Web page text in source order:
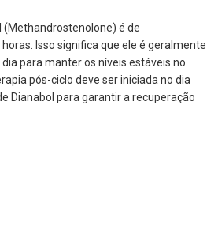
(Methandrostenolone) é de
Isso significa que ele é geralmente
para manter os níveis estáveis no
pós-ciclo deve ser iniciada no dia
Dianabol para garantir a recuperação